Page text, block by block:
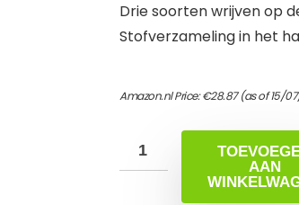
Drie soorten wrijven op
Stofverzameling in het
Amazon.nl Price:€28.87(as of 15/
AAN